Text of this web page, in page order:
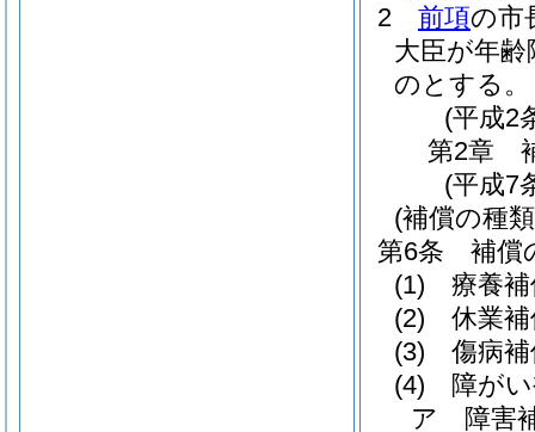
2
前項の市
大臣が年
のとする。
(平成2
第2章
(平成7
(補償の種
第6条
補償
(1)
療養
(2)
休業
(3)
傷病
(4)
障が
ア
障害